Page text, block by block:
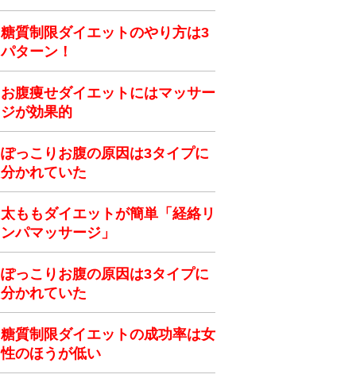
糖質制限ダイエットのやり方は3
パターン！
お腹痩せダイエットにはマッサー
ジが効果的
ぽっこりお腹の原因は3タイプに
分かれていた
太ももダイエットが簡単「経絡リ
ンパマッサージ」
ぽっこりお腹の原因は3タイプに
分かれていた
糖質制限ダイエットの成功率は女
性のほうが低い